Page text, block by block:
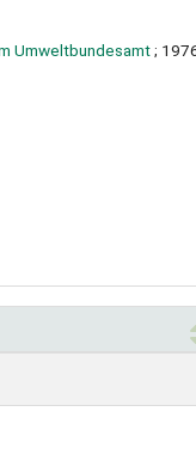
Umweltbundesamt;